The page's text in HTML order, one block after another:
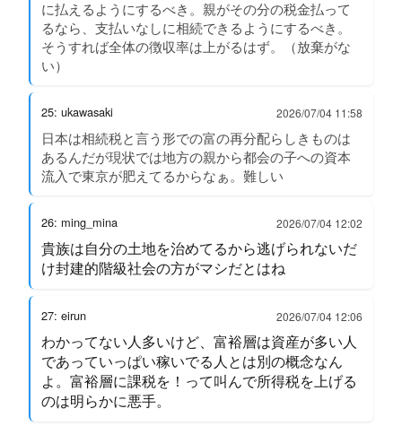
に払えるようにするべき。親がその分の税金払って
るなら、支払いなしに相続できるようにするべき。
そうすれば全体の徴収率は上がるはず。（放棄がな
い）
25: ukawasaki 2026/07/04 11:58
日本は相続税と言う形での富の再分配らしきものは
あるんだが現状では地方の親から都会の子への資本
流入で東京が肥えてるからなぁ。難しい
26: ming_mina 2026/07/04 12:02
貴族は自分の土地を治めてるから逃げられないだ
け封建的階級社会の方がマシだとはね
27: eirun 2026/07/04 12:06
わかってない人多いけど、富裕層は資産が多い人
であっていっぱい稼いでる人とは別の概念なん
よ。富裕層に課税を！って叫んで所得税を上げる
のは明らかに悪手。